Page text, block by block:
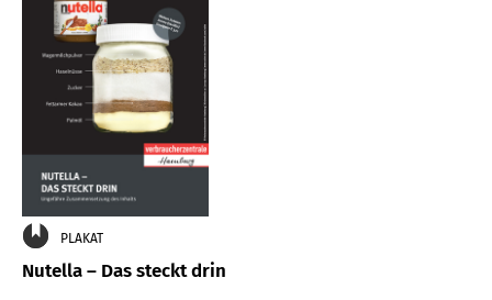
PLAKAT
Nutella – Das steckt drin